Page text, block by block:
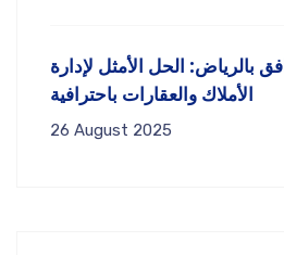
بالرياض: الحل الأمثل لإدارة
الأملاك والعقارات باحترافية
26 August 2025